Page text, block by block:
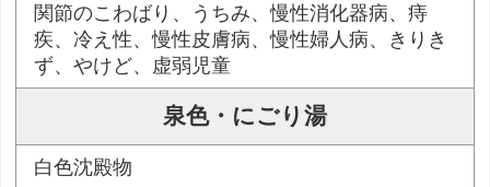
関節のこわばり、うちみ、慢性消化器病、痔
疾、冷え性、慢性皮膚病、慢性婦人病、きりき
ず、やけど、虚弱児童
泉色・にごり湯
白色沈殿物